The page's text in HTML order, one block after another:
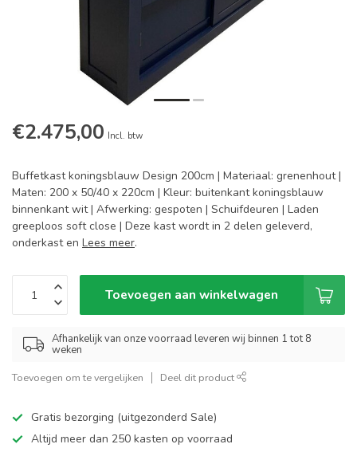
€2.475,00 Incl. btw
Buffetkast koningsblauw Design 200cm | Materiaal: grenenhout |
Maten: 200 x 50/40 x 220cm | Kleur: buitenkant koningsblauw
binnenkant wit | Afwerking: gespoten | Schuifdeuren | Laden
greeploos soft close | Deze kast wordt in 2 delen geleverd,
onderkast en Lees meer.
Toevoegen aan winkelwagen
Afhankelijk van onze voorraad leveren wij binnen 1 tot 8
weken
Toevoegen om te vergelijken Deel dit product
Gratis bezorging (uitgezonderd Sale)
Altijd meer dan 250 kasten op voorraad